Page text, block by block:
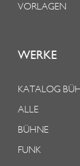
VORLAGEN
WERKE
KATALOG
ALLE
BÜHNE
FUNK